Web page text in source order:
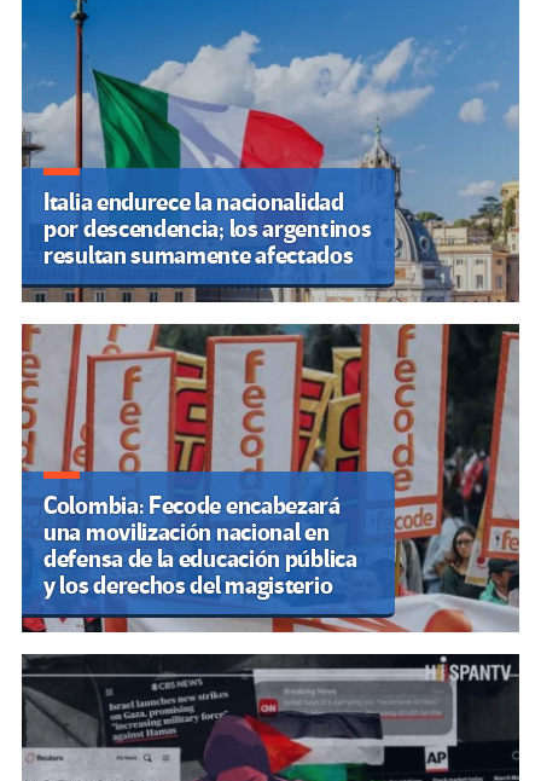
Italia endurece la nacionalidad
por descendencia; los argentinos
resultan sumamente afectados
Colombia: Fecode encabezará
una movilización nacional en
defensa de la educación pública
y los derechos del magisterio